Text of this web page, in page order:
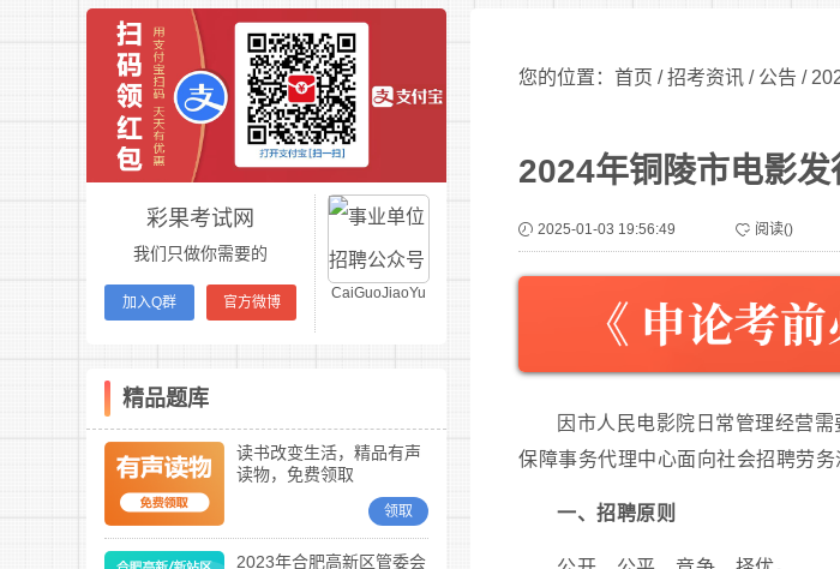
彩果考试网
我们只做你需要的
加入Q群 官方微博
CaiGuoJiaoYu
精品题库
读书改变生活，精品有声
读物，免费领取
领取
2023年合肥高新区管委会
您的位置：首页 /招考资讯 / 公告 /
2024年铜陵市电影
2025-01-03 19:56:49 阅读()
因市人民电影院日常管理经营
保障事务代理中心面向社会招聘劳
一、招聘原则